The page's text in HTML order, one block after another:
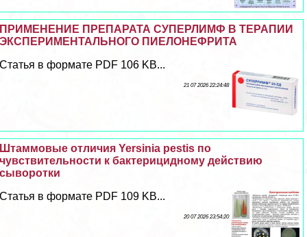
ПРИМЕНЕНИЕ ПРЕПАРАТА СУПЕРЛИМФ В ТЕРАПИИ
ЭКСПЕРИМЕНТАЛЬНОГО ПИЕЛОНЕФРИТА
Статья в формате PDF 106 KB...
21 07 2026 22:24:48
Штаммовые отличия Yersinia pestis по
чувствительности к бактерицидному действию
сыворотки
Статья в формате PDF 109 KB...
20 07 2026 23:54:20